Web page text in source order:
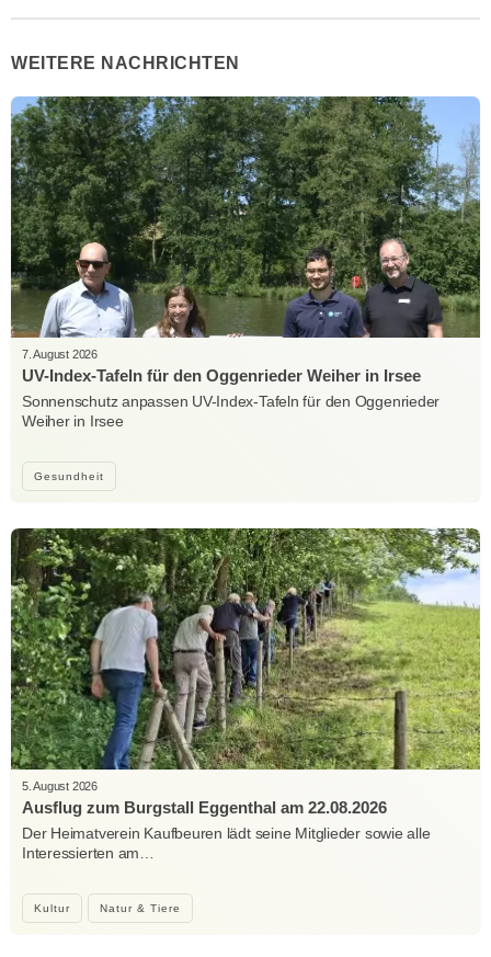
WEITERE NACHRICHTEN
Gesundheit
7. August 2026
UV-Index-Tafeln für den Oggenrieder Weiher in Irsee
Sonnenschutz anpassen UV-Index-Tafeln für den Oggenrieder
Weiher in Irsee
Kultur Natur & Tiere
5. August 2026
Ausflug zum Burgstall Eggenthal am 22.08.2026
Der Heimatverein Kaufbeuren lädt seine Mitglieder sowie alle
Interessierten am…